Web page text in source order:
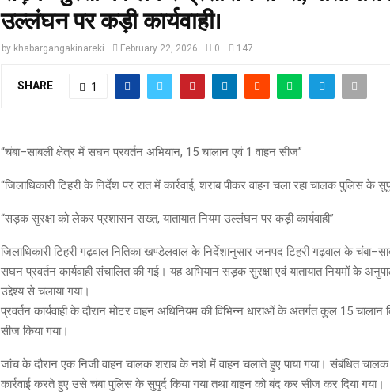
उल्लंघन पर कड़ी कार्यवाही।
by khabargangakinareki February 22, 2026 0 147
SHARE 1
“चंबा–साबली क्षेत्र में सघन प्रवर्तन अभियान, 15 चालान एवं 1 वाहन सीज”
“जिलाधिकारी टिहरी के निर्देश पर रात में कार्रवाई, शराब पीकर वाहन चला रहा चालक पुलिस के
“सड़क सुरक्षा को लेकर प्रशासन सख्त, यातायात नियम उल्लंघन पर कड़ी कार्यवाही”
जिलाधिकारी टिहरी गढ़वाल नितिका खण्डेलवाल के निर्देशानुसार जनपद टिहरी गढ़वाल के
सघन प्रवर्तन कार्यवाही संचालित की गई। यह अभियान सड़क सुरक्षा एवं यातायात नियमों के
उद्देश्य से चलाया गया।
प्रवर्तन कार्यवाही के दौरान मोटर वाहन अधिनियम की विभिन्न धाराओं के अंतर्गत कुल 15
सीज किया गया।
जांच के दौरान एक निजी वाहन चालक शराब के नशे में वाहन चलाते हुए पाया गया। संबंधित चालक
कार्रवाई करते हुए उसे चंबा पुलिस के सुपुर्द किया गया तथा वाहन को बंद कर सीज कर दिया गया।